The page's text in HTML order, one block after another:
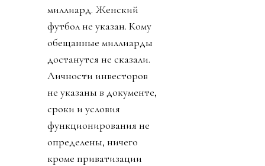
миллиард. Женский
футбол не указан. Кому
обещанные миллиарды
достанутся не сказали.
Личности инвесторов
не указаны в документе,
сроки и условия
функционирования не
определены, ничего
кроме приватизации